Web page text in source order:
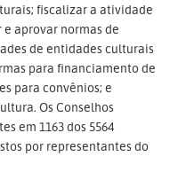
fiscalizar a atividade
aprovar normas de
de entidades culturais
para financiamento de
para convênios; e
Os Conselhos
em 1163 dos 5564
por representantes do